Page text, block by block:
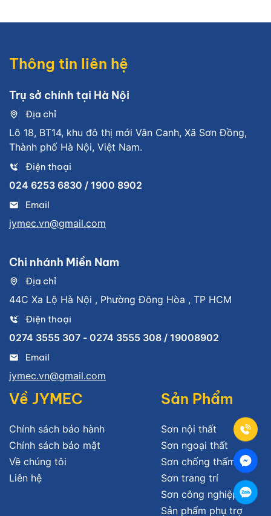
Thông tin liên hệ
Trụ sở chính tại Hà Nội
Địa chỉ
Lô 18, BT14, khu đô thị mới Vân Canh, Xã Sơn Đồng,
Thành phố Hà Nội, Việt Nam.
Điện thoại
024 6253 6830 / 1900 8902
Email
jymec.vn@gmail.com
Chi nhánh Miền Nam
Địa chỉ
44C Xa Lộ Hà Nội , Phường Đông Hòa , TP HCM
Điện thoại
0274 3555 307 - 0274 3555 308 / 19008902
Email
jymec.vn@gmail.com
Về JYMEC
Chính sách bảo hành
Chính sách bảo mật
Về chúng tôi
Liên hệ
Sản Phẩm
Sơn nội thất
Sơn ngoại thất
Sơn chống thấm
Sơn trang trí
Sơn công nghiệp
Sản phẩm phụ trợ